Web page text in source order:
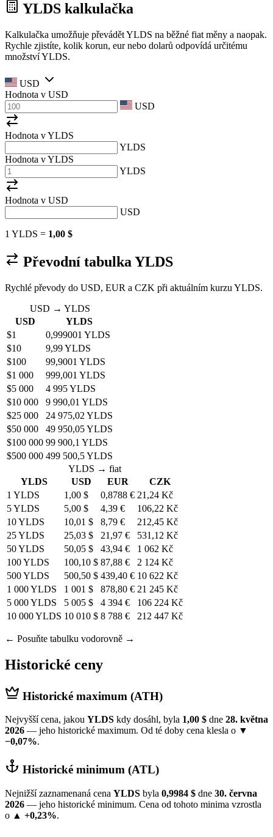
YLDS kalkulačka
Kalkulačka umožňuje převádět YLDS na běžné fiat měny a naopak.
Rychle zjistíte, kolik korun, eur nebo dolarů odpovídá určitému
množství YLDS.
USD
Hodnota v USD
USD
Hodnota v YLDS
YLDS
Hodnota v YLDS
YLDS
Hodnota v USD
USD
1 YLDS = 1,00 $
Převodní tabulka YLDS
Rychlé převody do USD, EUR a CZK při aktuálním kurzu YLDS.
USD → YLDS
USD
YLDS
$1
0,999001 YLDS
$10
9,99 YLDS
$100
99,9001 YLDS
$1 000
999,001 YLDS
$5 000
4 995 YLDS
$10 000
9 990,01 YLDS
$25 000
24 975,02 YLDS
$50 000
49 950,05 YLDS
$100 000 99 900,1 YLDS
$500 000 499 500,5 YLDS
YLDS → fiat
YLDS
USD EUR
CZK
1 YLDS
1,00 $ 0,8788 € 21,24 Kč
5 YLDS
5,00 $ 4,39 €
106,22 Kč
10 YLDS
10,01 $ 8,79 €
212,45 Kč
25 YLDS
25,03 $ 21,97 €
531,12 Kč
50 YLDS
50,05 $ 43,94 €
1 062 Kč
100 YLDS
100,10 $ 87,88 €
2 124 Kč
500 YLDS
500,50 $ 439,40 € 10 622 Kč
1 000 YLDS
1 001 $ 878,80 € 21 245 Kč
5 000 YLDS
5 005 $ 4 394 €
106 224 Kč
10 000 YLDS 10 010 $ 8 788 € 212 447 Kč
← Posuňte tabulku vodorovně →
Historické ceny
Historické maximum (ATH)
Nejvyšší cena, jakou YLDS kdy dosáhl, byla 1,00 $ dne 28. května
2026 — jeho historické maximum. Od té doby cena klesla o ▼
−0,07%.
Historické minimum (ATL)
Nejnižší zaznamenaná cena YLDS byla 0,9984 $ dne 30. června
2026 — jeho historické minimum. Cena od tohoto minima vzrostla
o ▲ +0,23%.